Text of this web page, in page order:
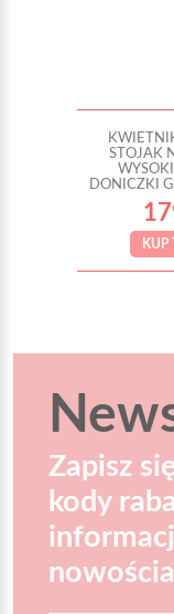
STOJAK
DONICZKI
KUP
Zapisz
kody